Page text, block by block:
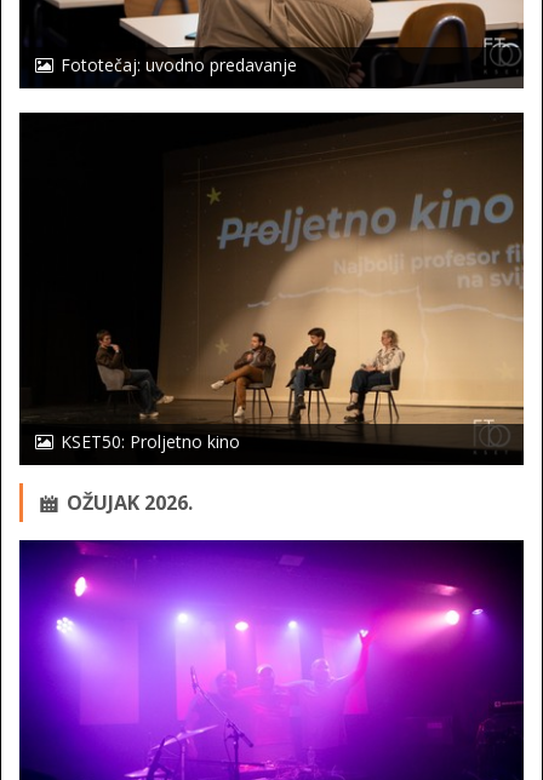
Fototečaj: uvodno predavanje
KSET50: Proljetno kino
OŽUJAK 2026.